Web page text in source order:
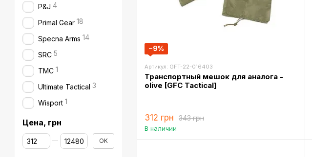
−9%
Артикул: GFT-22-016403
Транспортный мешок для аналога -
olive [GFC Tactical]
343 грн
312 грн
В наличии
P&J 4
Primal Gear 18
Specna Arms 14
SRC 5
TMC 1
Ultimate Tactical 3
Wisport 1
Цена, грн
От Цена, грн
До Цена, грн OK